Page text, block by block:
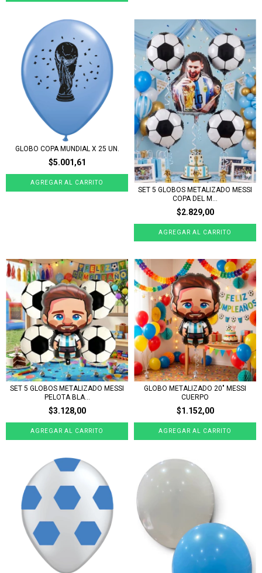
GLOBO COPA MUNDIAL X 25 UN.
$5.001,61
SET 5 GLOBOS METALIZADO MESSI
COPA DEL M...
$2.829,00
SET 5 GLOBOS METALIZADO MESSI
PELOTA BLA...
$3.128,00
GLOBO METALIZADO 20" MESSI
CUERPO
$1.152,00